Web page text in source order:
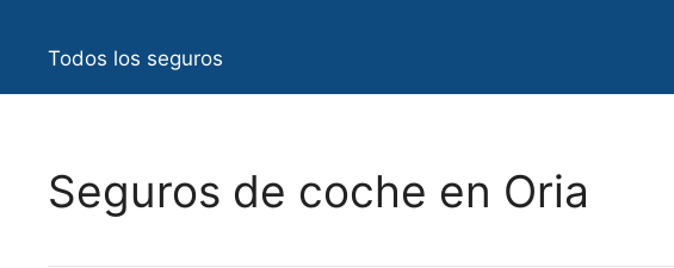
Todos los seguros
Seguros de coche en Oria